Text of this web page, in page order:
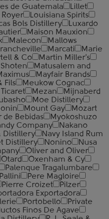
de Guatemala
Lillet
Royer
Louisiana Spirits
Bols Distillery
Luxardo
Maison Mauxion
Malecon
Mallows
Marcati
Marie
& Co
Martin Miller's
Matusalem and
Mayfair Brands
Fils
Meukow Cognac
Mezan
Mijnaberd
Moe Distillery
Mount Gay
Mozart
de Bebidas
Myokoshuzo
Company
Nakano
Distillery
Navy Island Rum
Distillery Nonino
Nusa
Oliver and Oliver
Otard
Oxenham & Cy
Palenque Tragalumbare
Pallini
Pere Magloire
Pierre Croizet
Pilzer
Exportadora
Portobello
Private
Finos De Agave